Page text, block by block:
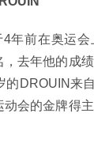
前在奥运会
去年他的成
的DROUIN来
会的金牌得